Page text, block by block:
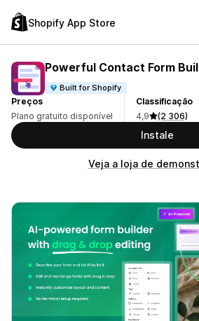
Shopify App Store
Powerful Contact Form
Built for Shopify
Preços
Plano gratuito disponível
Classificação
4,9
(2 306)
Instale
Veja a loja de